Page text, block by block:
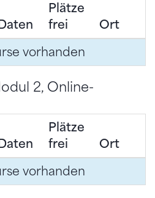
Plätze
frei
Ort
vorhanden
2, Online-
Daten
Plätze
frei
Ort
vorhanden